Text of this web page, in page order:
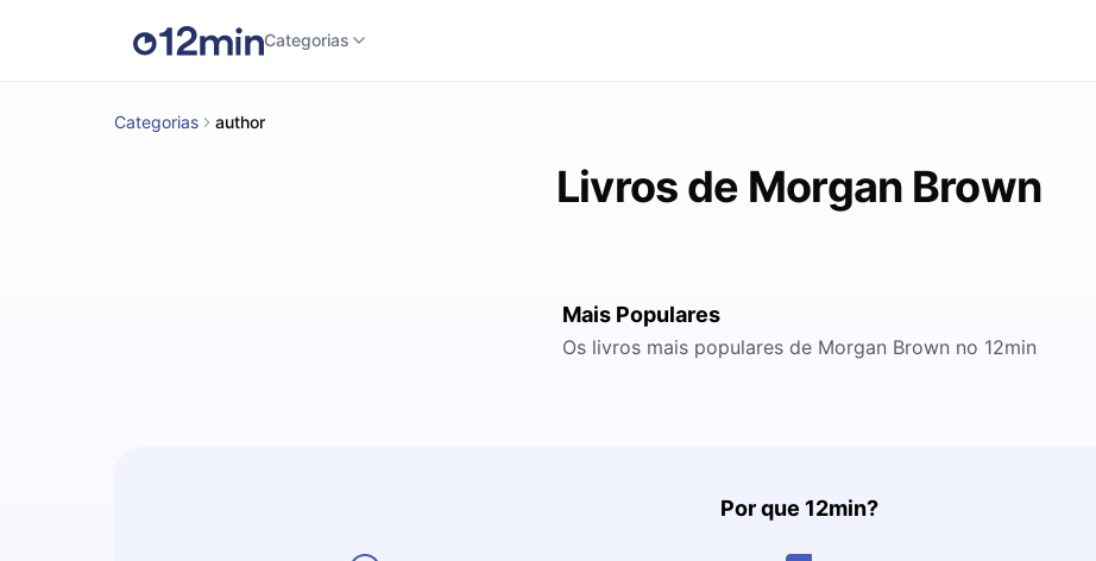
Categorias
Categorias author
Livros de Morgan Brown
Mais Populares
Os livros mais populares de Morgan Brown no 12min
Por que 12min?